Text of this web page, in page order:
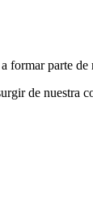
formar parte
de nuestra